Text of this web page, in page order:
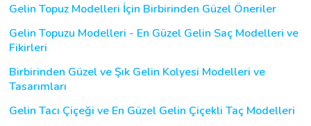
Gelin Topuz Modelleri İçin Birbirinden Güzel Öneriler
Gelin Topuzu Modelleri - En Güzel Gelin Saç Modelleri ve
Fikirleri
Birbirinden Güzel ve Şık Gelin Kolyesi Modelleri ve
Tasarımları
Gelin Tacı Çiçeği ve En Güzel Gelin Çiçekli Taç Modelleri